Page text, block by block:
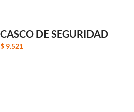
CASCO DE SEGURIDAD
$ 9.521